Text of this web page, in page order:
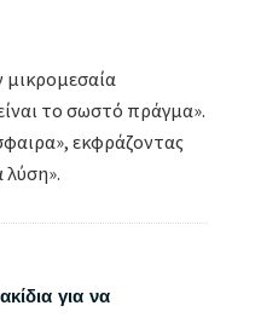
μικρομεσαία
το σωστό πράγμα».
εκφράζοντας
λύση».
για να